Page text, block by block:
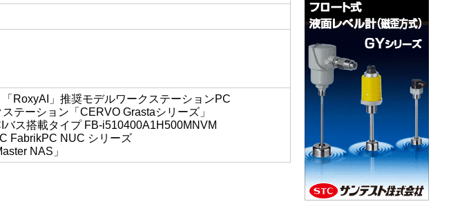
RoxyAI」推奨モデルワークステーションPC
テーション「CERVO Grastaシリーズ」
ス搭載タイプ FB-i510400A1H500MNVM
FabrikPC NUC シリーズ
NAS」